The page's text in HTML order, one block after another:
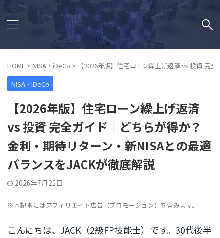
HOME > NISA・iDeCo >
【2026年版】住宅ローン繰上げ返済 vs 投資 完
NISA・iDeCo
【2026年版】住宅ローン繰上げ返済
vs 投資 完全ガイド｜どちらが得か？
金利・期待リターン・新NISAとの最適
バランスをJACKが徹底解説
2026年7月22日
※本記事にはアフィリエイト広告（プロモーション）を含みます。
こんにちは、JACK（2級FP技能士）です。30代後半